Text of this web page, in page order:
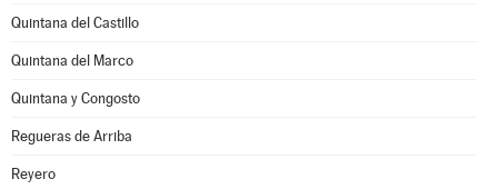
Quintana del Castillo
Quintana del Marco
Quintana y Congosto
Regueras de Arriba
Reyero